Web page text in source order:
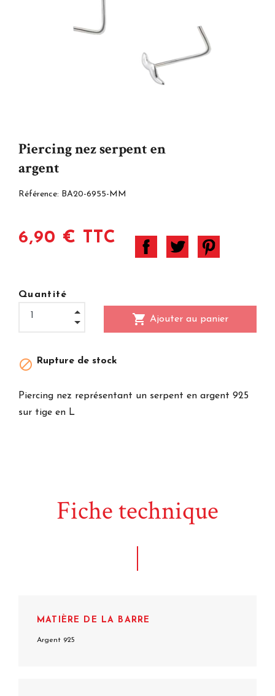
Piercing nez serpent en
argent
Référence: BA20-6955-MM
6,90 € TTC
Quantité
shopping_cart Ajouter au panier
 Rupture de stock
Piercing nez représentant un serpent en argent 925
sur tige en L
Fiche technique
MATIÈRE DE LA BARRE
Argent 925